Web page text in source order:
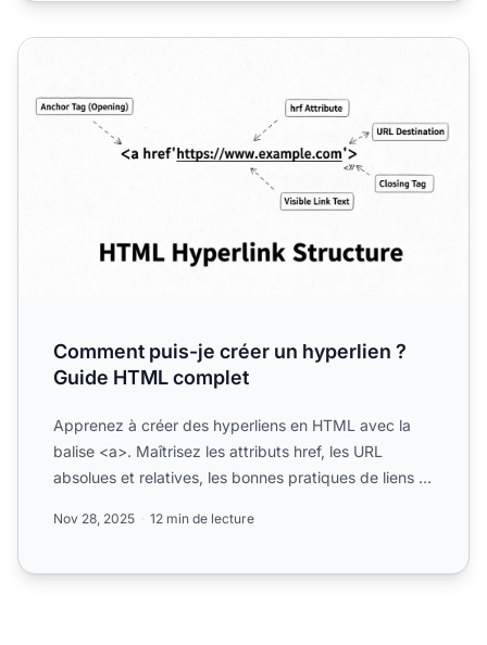
Comment puis-je créer un hyperlien ? Guide HTML
Comment puis-je créer un hyperlien ?
Guide HTML complet
Apprenez à créer des hyperliens en HTML avec la
balise <a>. Maîtrisez les attributs href, les URL
absolues et relatives, les bonnes pratiques de liens et
Nov 28, 2025 12 min de lecture